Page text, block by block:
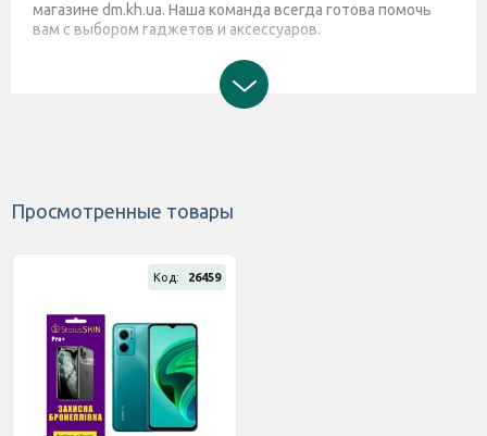
магазине dm.kh.ua. Наша команда всегда готова помочь
вам с выбором гаджетов и аксессуаров.
Просмотренные товары
Код: 26459